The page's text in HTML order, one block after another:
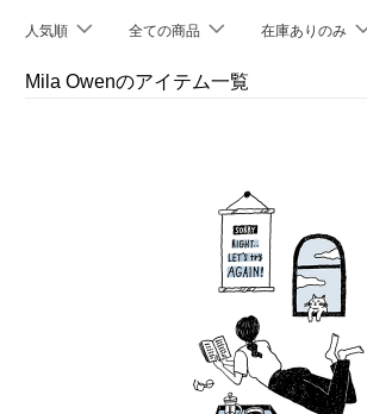
人気順 全ての商品 在庫ありのみ
Mila Owenのアイテム一覧